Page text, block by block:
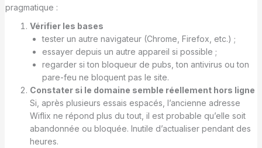
pragmatique :
Vérifier les bases
tester un autre navigateur (Chrome, Firefox, etc.) ;
essayer depuis un autre appareil si possible ;
regarder si ton bloqueur de pubs, ton antivirus ou ton
pare-feu ne bloquent pas le site.
Constater si le domaine semble réellement hors ligne
Si, après plusieurs essais espacés, l’ancienne adresse
Wiflix ne répond plus du tout, il est probable qu’elle soit
abandonnée ou bloquée. Inutile d’actualiser pendant des
heures.